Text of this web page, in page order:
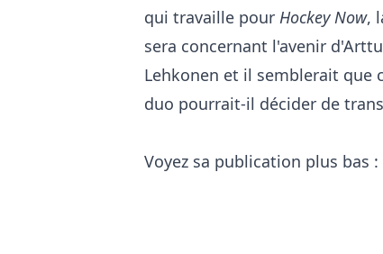
qui travaille pour Hockey Now,
sera concernant l'avenir
Lehkonen et il semblerait que
duo pourrait-il décider de
Voyez sa publication plus bas :